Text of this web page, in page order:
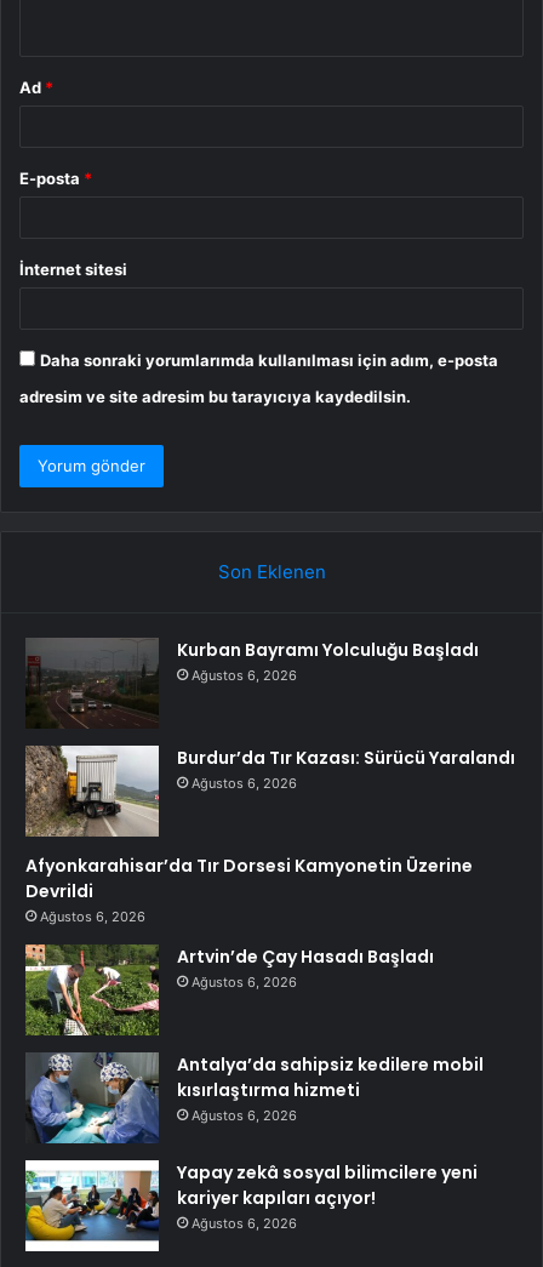
Ad *
E-posta *
İnternet sitesi
Daha sonraki yorumlarımda kullanılması için adım, e-posta
adresim ve site adresim bu tarayıcıya kaydedilsin.
Son Eklenen
Kurban Bayramı Yolculuğu Başladı
Ağustos 6, 2026
Burdur’da Tır Kazası: Sürücü Yaralandı
Ağustos 6, 2026
Afyonkarahisar’da Tır Dorsesi Kamyonetin Üzerine
Devrildi
Ağustos 6, 2026
Artvin’de Çay Hasadı Başladı
Ağustos 6, 2026
Antalya’da sahipsiz kedilere mobil
kısırlaştırma hizmeti
Ağustos 6, 2026
Yapay zekâ sosyal bilimcilere yeni
kariyer kapıları açıyor!
Ağustos 6, 2026